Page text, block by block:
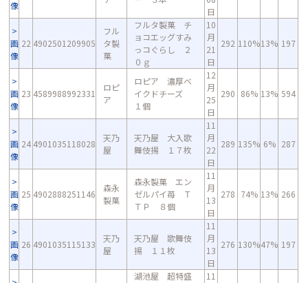
像
日
画
像
22 4902501209905
フル
タ製
菓
フルタ製菓 チ
ョコエッグすみ
っコぐらし ２
０ｇ
10
月
21
日
292 110%13% 197
画
像
23 4589988992331
ロピ
ア
ロピア 濃厚ベ
イクドチーズ
１個
12
月
25
日
290 86% 13% 594
画
像
24 4901035118028
天乃
屋
天乃屋 大入歌
舞伎揚 １７枚
11
月
22
日
289 135% 6% 287
画
像
25 4902888251146
森永
製菓
森永製菓 エン
ゼルパイ苺 Ｔ
ＴＰ ８個
11
月
13
日
278 74% 13% 266
画
像
26 4901035115133
天乃
屋
天乃屋 歌舞伎
揚 １１枚
11
月
13
日
276 130%47% 197
湖池屋 超特盛
11